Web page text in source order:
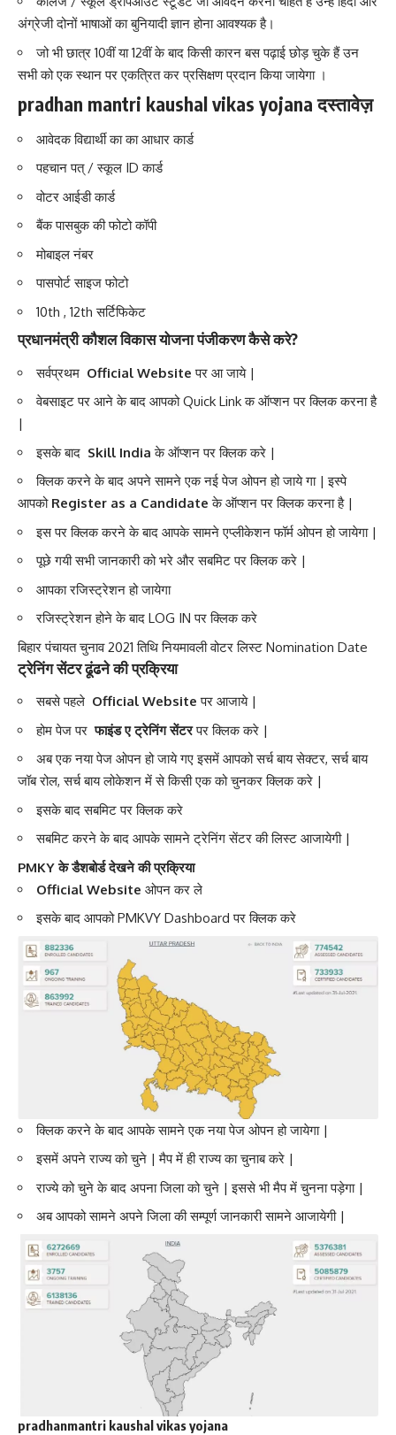
अंग्रेजी दोनों भाषाओं का बुनियादी ज्ञान होना आवश्यक है।
जो भी छात्र 10वीं या 12वीं के बाद किसी कारन बस पढ़ाई छोड़ चुके हैं उन
सभी को एक स्थान पर एकत्रित कर प्रसिक्षण प्रदान किया जायेगा ।
pradhan mantri kaushal vikas yojanaदस्तावेज़
आवेदक विद्यार्थी का का आधार कार्ड
पहचान पत् / स्कूल ID कार्ड
वोटर आईडी कार्ड
बैंक पासबुक की फोटो कॉपी
मोबाइल नंबर
पासपोर्ट साइज फोटो
10th , 12th सर्टिफिकेट
प्रधानमंत्री कौशल विकास योजनापंजीकरण कैसे करे?
सर्वप्रथम Official Website पर आ जाये |
वेबसाइट पर आने के बाद आपको Quick Link क ऑप्शन पर क्लिक करना है
|
इसके बाद Skill India के ऑप्शन पर क्लिक करे |
क्लिक करने के बाद अपने सामने एक नई पेज ओपन हो जाये गा | इस्पे
आपको Register as a Candidate के ऑप्शन पर क्लिक करना है |
इस पर क्लिक करने के बाद आपके सामने एप्लीकेशन फॉर्म ओपन हो जायेगा |
पूछे गयी सभी जानकारी को भरे और सबमिट पर क्लिक करे |
आपका रजिस्ट्रेशन हो जायेगा
रजिस्ट्रेशन होने के बाद LOG IN पर क्लिक करे
बिहार पंचायत चुनाव 2021 तिथि नियमावली वोटर लिस्ट Nomination Date
ट्रेनिंग सेंटर ढूंढने की प्रक्रिया
सबसे पहले Official Website पर आजाये |
होम पेज परफाइंड ए ट्रेनिंग सेंटरपर क्लिक करे |
अब एक नया पेज ओपन हो जाये गए इसमें आपको सर्च बाय सेक्टर, सर्च बाय
जॉब रोल, सर्च बाय लोकेशन में से किसी एक को चुनकर क्लिक करे |
इसके बाद सबमिट पर क्लिक करे
सबमिट करने के बाद आपके सामने ट्रेनिंग सेंटर की लिस्ट आजायेगी |
PMKY के डैशबोर्ड देखने की प्रक्रिया
Official Website ओपन कर ले
इसके बाद आपको PMKVY Dashboard पर क्लिक करे
क्लिक करने के बाद आपके सामने एक नया पेज ओपन हो जायेगा |
इसमें अपने राज्य को चुने | मैप में ही राज्य का चुनाब करे |
राज्ये को चुने के बाद अपना जिला को चुने | इससे भी मैप में चुनना पड़ेगा |
अब आपको सामने अपने जिला की सम्पूर्ण जानकारी सामने आजायेगी |
pradhanmantri kaushal vikas yojana